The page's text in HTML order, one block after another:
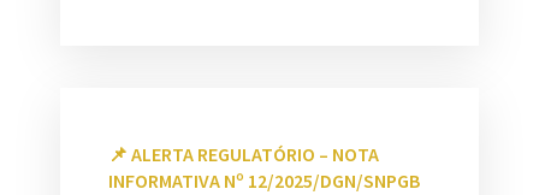
📌 ALERTA REGULATÓRIO – NOTA
INFORMATIVA Nº 12/2025/DGN/SNPGB